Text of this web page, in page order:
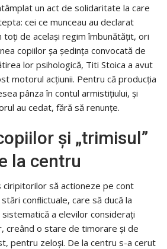
un act de solidaritate la care
cei ce munceau au declarat
toţi de acelaşi regim îmbunătăţit, ori
copiilor şa şedinţa convocată de
lor psihologică, Titi Stoica a avut
motorul acţiunii. Pentru că producţia
pânza în contul armistiţiului, şi
au cedat, fără să renunţe.
şi „trimisul”
la centru
ciripitorilor să actioneze pe cont
conﬂictuale, care să ducă la
a elevilor consideraţi
creând o stare de timorare şi de
pentru zeloşi. De la centru s-a cerut